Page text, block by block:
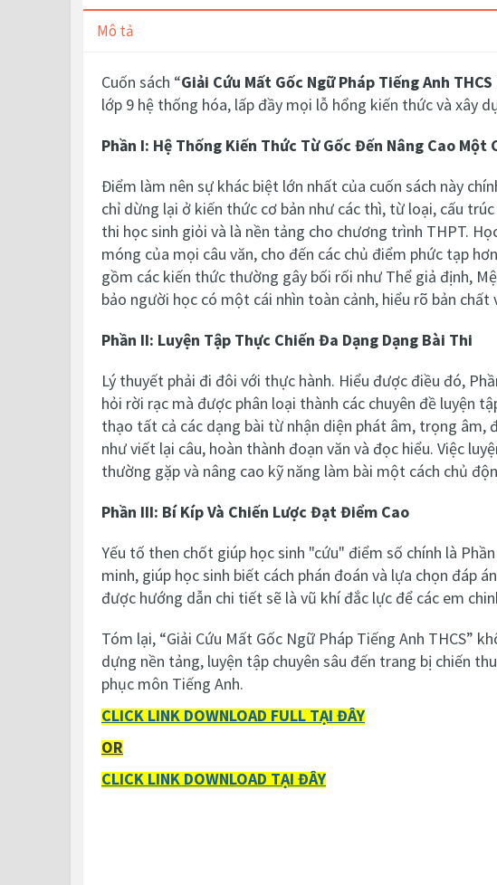
Mô tả
Cuốn sách “Giải Cứu Mất Gốc Ngữ Pháp Tiếng Anh
lớp 9 hệ thống hóa, lấp đầy mọi lỗ hổng kiến thức và xây
Phần I: Hệ Thống Kiến Thức Từ Gốc Đến Nâng Cao Một
Điểm làm nên sự khác biệt lớn nhất của cuốn sách này
chỉ dừng lại ở kiến thức cơ bản như các thì, từ loại, cấu
thi học sinh giỏi và là nền tảng cho chương trình THPT.
móng của mọi câu văn, cho đến các chủ điểm phức tạp
gồm các kiến thức thường gây bối rối như Thể giả định,
bảo người học có một cái nhìn toàn cảnh, hiểu rõ bản
Phần II: Luyện Tập Thực Chiến Đa Dạng Dạng Bài Thi
Lý thuyết phải đi đôi với thực hành. Hiểu được điều đó,
hỏi rời rạc mà được phân loại thành các chuyên đề luyện
thạo tất cả các dạng bài từ nhận diện phát âm, trọng âm,
như viết lại câu, hoàn thành đoạn văn và đọc hiểu. Việc
thường gặp và nâng cao kỹ năng làm bài một cách chủ
Phần III: Bí Kíp Và Chiến Lược Đạt Điểm Cao
Yếu tố then chốt giúp học sinh "cứu" điểm số chính là
minh, giúp học sinh biết cách phán đoán và lựa chọn đáp
được hướng dẫn chi tiết sẽ là vũ khí đắc lực để các em
Tóm lại, “Giải Cứu Mất Gốc Ngữ Pháp Tiếng Anh
dựng nền tảng, luyện tập chuyên sâu đến trang bị chiến
phục môn Tiếng Anh.
CLICK LINK DOWNLOAD FULLTẠI ĐÂY
OR
CLICK LINK DOWNLOAD TẠI ĐÂY